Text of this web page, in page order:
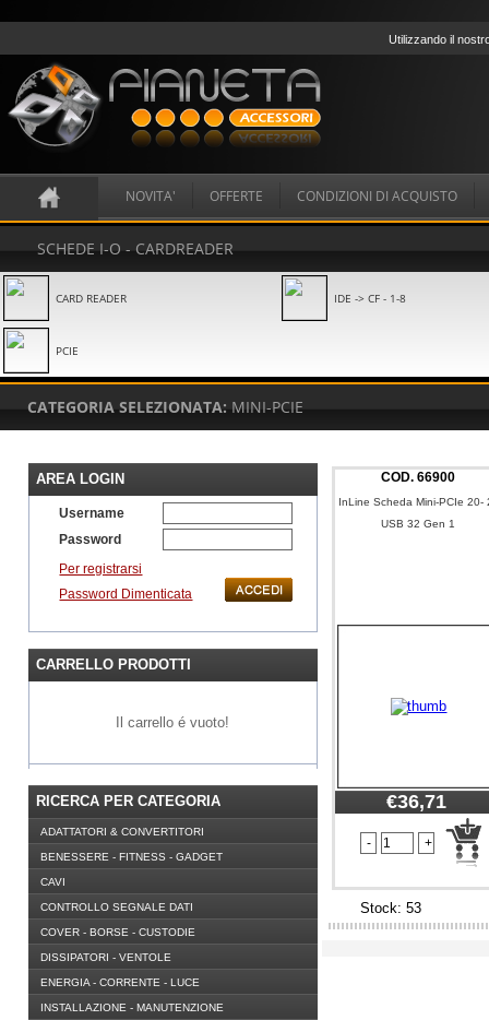
Utilizzando il
NOVITA' OFFERTE CONDIZIONI DI ACQUISTO
SCHEDE I-O - CARDREADER
CARD READER IDE -> CF - 1-8
PCIE
CATEGORIA SELEZIONATA: MINI-PCIE
AREA LOGIN
Username
Password
Per registrarsi
Password Dimenticata
CARRELLO PRODOTTI
Il carrello é vuoto!
RICERCA PER CATEGORIA
ADATTATORI & CONVERTITORI
BENESSERE - FITNESS - GADGET
CAVI
CONTROLLO SEGNALE DATI
COVER - BORSE - CUSTODIE
DISSIPATORI - VENTOLE
ENERGIA - CORRENTE - LUCE
INSTALLAZIONE - MANUTENZIONE
COD.66900
InLine Scheda Mini-PCIe 20-
USB 32 Gen 1
€36,71
Stock: 53